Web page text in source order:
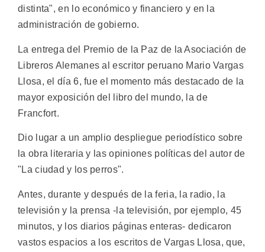
distinta", en lo económico y financiero y en la
administración de gobierno.
La entrega del Premio de la Paz de la Asociación de
Libreros Alemanes al escritor peruano Mario Vargas
Llosa, el día 6, fue el momento más destacado de la
mayor exposición del libro del mundo, la de
Francfort.
Dio lugar a un amplio despliegue periodístico sobre
la obra literaria y las opiniones políticas del autor de
"La ciudad y los perros".
Antes, durante y después de la feria, la radio, la
televisión y la prensa -la televisión, por ejemplo, 45
minutos, y los diarios páginas enteras- dedicaron
vastos espacios a los escritos de Vargas Llosa, que,